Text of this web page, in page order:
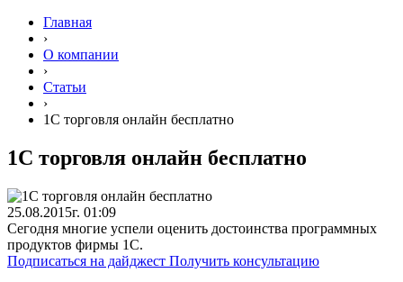
Главная
›
О компании
›
Статьи
›
1С торговля онлайн бесплатно
1С торговля онлайн бесплатно
25.08.2015г. 01:09
Сегодня многие успели оценить достоинства программных
продуктов фирмы 1С.
Подписаться на дайджест Получить консультацию